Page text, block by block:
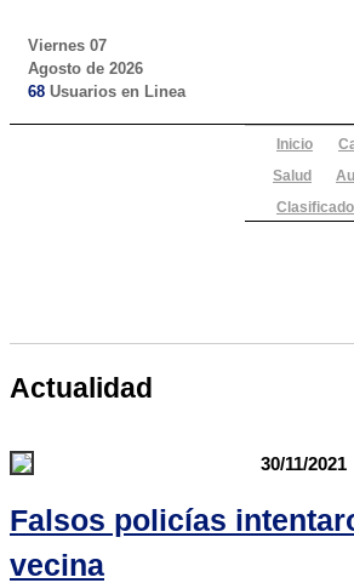
Viernes 07
Agosto de 2026
68 Usuarios en Linea
Inicio
Salud
Actualidad
30/11/2021
Falsos policías
vecina